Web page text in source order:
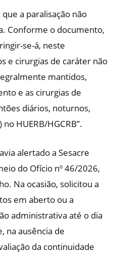
a paralisação não
Conforme o documento,
se-á, neste
e cirurgias de caráter não
mantidos,
e as cirurgias de
diários, noturnos,
HUERB/HGCRB”.
alertado a Sesacre
do Ofício nº 46/2026,
Na ocasião, solicitou a
em aberto ou a
administrativa até o dia
na ausência de
da continuidade